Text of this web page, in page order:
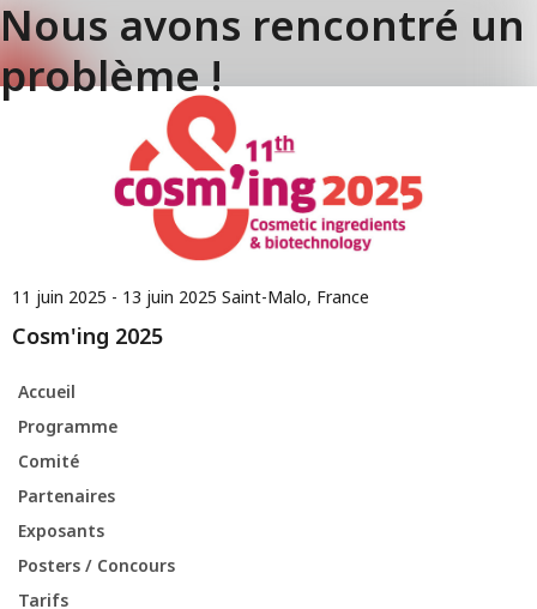
Nous avons rencontré un
problème !
11 juin 2025 - 13 juin 2025 Saint-Malo, France
Cosm'ing 2025
Accueil
Programme
Comité
Partenaires
Exposants
Posters / Concours
Tarifs